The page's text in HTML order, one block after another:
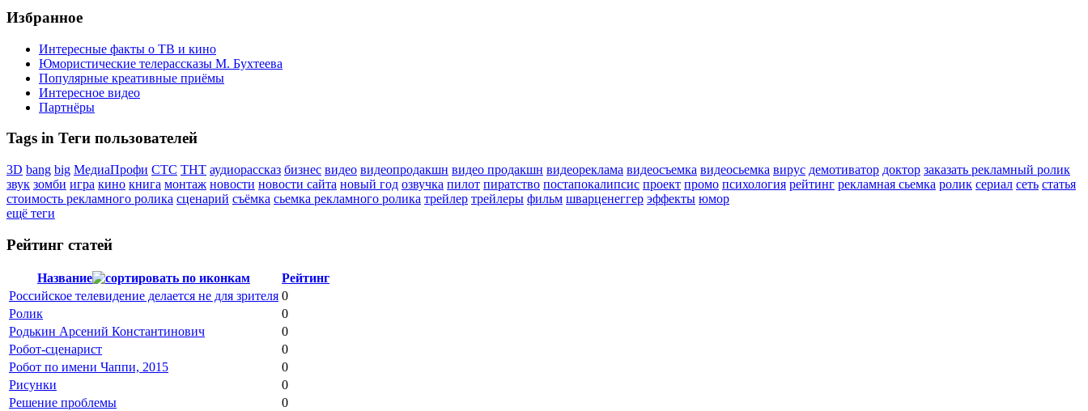
Избранное
Интересные факты о ТВ и кино
Юмористические телерассказы М. Бухтеева
Популярные креативные приёмы
Интересное видео
Партнёры
Tags in Теги пользователей
3D bang big МедиаПрофи СТС ТНТ аудиорассказ бизнес видео видеопродакшн видео продакшн видеореклама видеосъемка видеосьемка вирус демотиватор доктор заказать рекламный ролик
звук зомби игра кино книга монтаж новости новости сайта новый год озвучка пилот пиратство постапокалипсис проект промо психология рейтинг рекламная сьемка ролик сериал сеть статья
стоимость рекламного ролика сценарий съёмка сьемка рекламного ролика трейлер трейлеры фильм шварценеггер эффекты юмор
ещё теги
Рейтинг статей
Название
Рейтинг
Российское телевидение делается не для зрителя 0
Ролик
0
Родькин Арсений Константинович
0
Робот-сценарист
0
Робот по имени Чаппи, 2015
0
Рисунки
0
Решение проблемы
0